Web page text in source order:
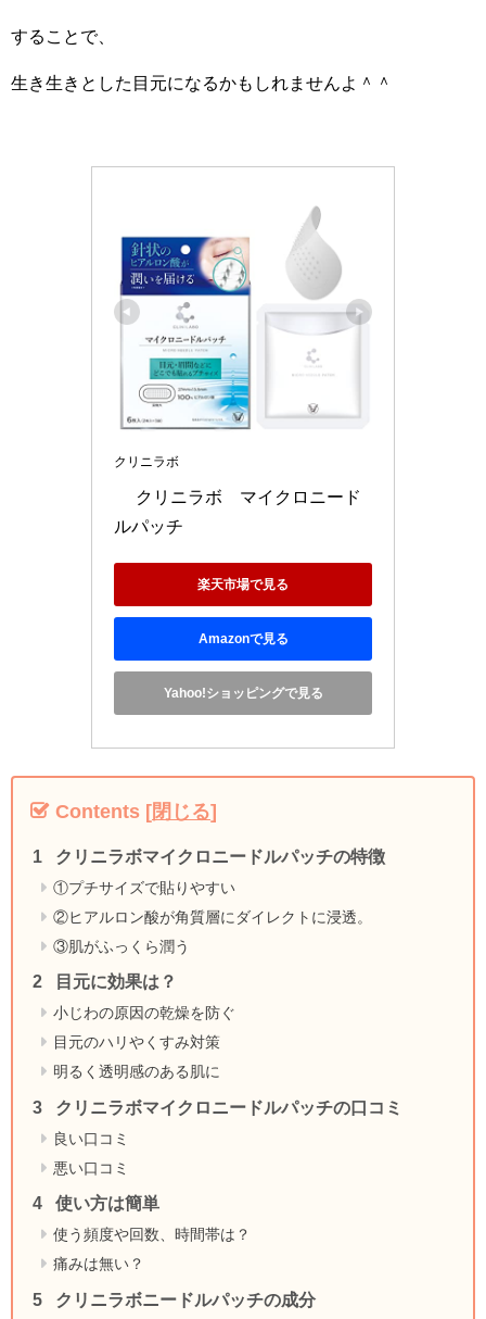
することで、
生き生きとした目元になるかもしれませんよ＾＾
クリニラボ
クリニラボ　マイクロニード
ルパッチ
楽天市場で見る
Amazonで見る
Yahoo!ショッピングで見る
Contents [閉じる]
クリニラボマイクロニードルパッチの特徴
①プチサイズで貼りやすい
②ヒアルロン酸が角質層にダイレクトに浸透。
③肌がふっくら潤う
目元に効果は？
小じわの原因の乾燥を防ぐ
目元のハリやくすみ対策
明るく透明感のある肌に
クリニラボマイクロニードルパッチの口コミ
良い口コミ
悪い口コミ
使い方は簡単
使う頻度や回数、時間帯は？
痛みは無い？
クリニラボニードルパッチの成分